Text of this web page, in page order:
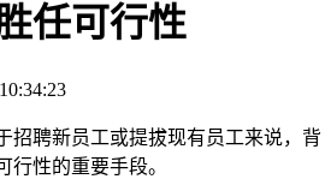
任可行性
招聘新员工或提拔现有员工来说，背
行性的重要手段。